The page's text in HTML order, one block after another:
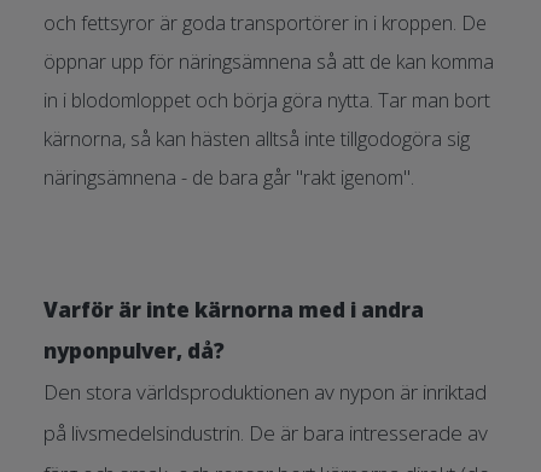
och fettsyror är goda transportörer in i kroppen. De
öppnar upp för näringsämnena så att de kan komma
in i blodomloppet och börja göra nytta. Tar man bort
kärnorna, så kan hästen alltså inte tillgodogöra sig
näringsämnena - de bara går "rakt igenom".
Varför är inte kärnorna med i andra
nyponpulver, då?
Den stora världsproduktionen av nypon är inriktad
på livsmedelsindustrin. De är bara intresserade av